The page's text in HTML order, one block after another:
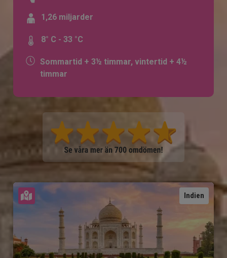
1,26 miljarder
8° C - 33 °C
Sommartid + 3½ timmar, vintertid + 4½
timmar
Indien
Se karta